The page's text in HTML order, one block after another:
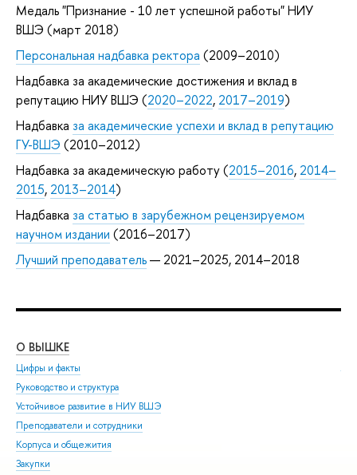
Медаль "Признание - 10 лет успешной работы" НИУ
ВШЭ (март 2018)
Персональная надбавка ректора (2009–2010)
Надбавка за академические достижения и вклад в
репутацию НИУ ВШЭ (2020–2022, 2017–2019)
Надбавка за академические успехи и вклад в репутацию
ГУ-ВШЭ (2010–2012)
Надбавка за академическую работу (2015–2016, 2014–
2015, 2013–2014)
Надбавка за статью в зарубежном рецензируемом
научном издании (2016–2017)
Лучший преподаватель— 2021–2025, 2014–2018
О ВЫШКЕ
Цифры и факты
Руководство и структура
Устойчивое развитие в НИУ ВШЭ
Преподаватели и сотрудники
Корпуса и общежития
Закупки